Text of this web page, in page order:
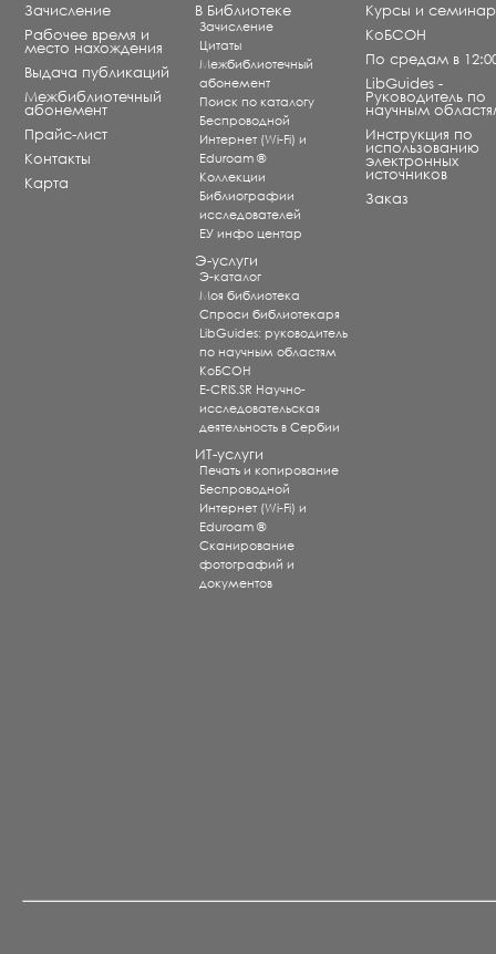
Зачисление
Рабочее время и
место нахождения
Выдача публикаций
Межбиблиотечный
абонемент
Прайс-лист
Контакты
Карта
В Библиотеке
Зачисление
Цитаты
Межбиблиотечный
абонемент
Поиск по каталогу
Беспроводной
Интернет (Wi-Fi) и
Eduroam ®
Коллекции
Библиографии
исследователей
ЕУ инфо центар
Э-услуги
Э-каталог
Моя библиотека
Спроси библиотекаря
LibGuides: руководитель
по научным областям
КоБСОН
E-CRIS.SR Научно-
исследовательская
деятельность в Сербии
ИТ-услуги
Печать и копирование
Беспроводной
Интернет (Wi-Fi) и
Eduroam ®
Сканирование
фотографий и
документов
Курсы и
КоБСОН
По средам в
LibGuides -
Руководитель по
научным
Инструкция по
использованию
электронных
источников
Заказ